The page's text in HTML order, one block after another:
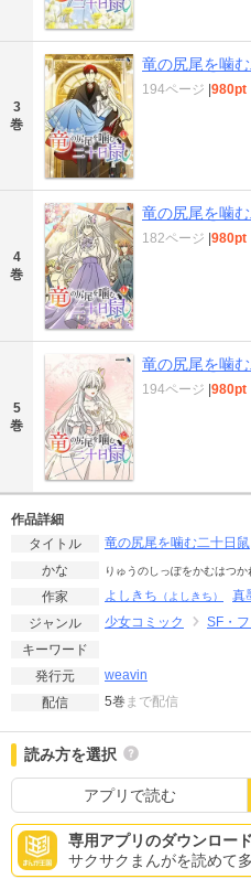
3
巻
竜の尻尾を噛む
194ページ 980pt
4
巻
竜の尻尾を噛む
182ページ 980pt
5
巻
竜の尻尾を噛む
194ページ 980pt
作品詳細
タイトル
竜の尻尾を噛む二十日鼠
かな
りゅうのしっぽをかむはつか
作家 よしきち （よしきち） 真
ジャンル
少女コミック
SF・
キーワード
発行元
weavin
配信
5巻 まで配信
読み方を選択
アプリで読む
専用アプリのダウンロード
サクサクまんがを読めて